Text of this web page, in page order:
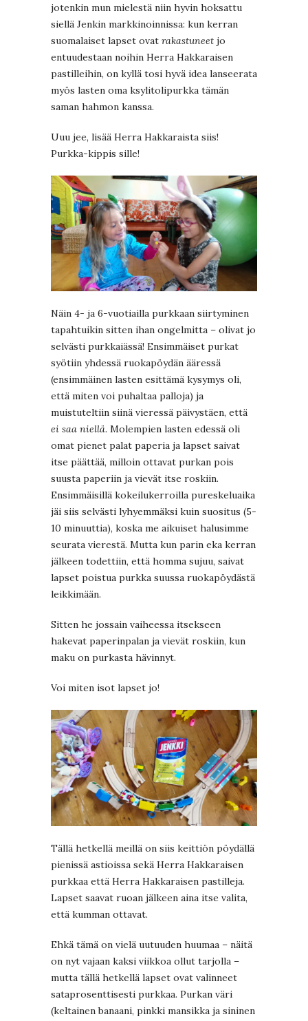
jotenkin mun mielestä niin hyvin hoksattu
siellä Jenkin markkinoinnissa: kun kerran
suomalaiset lapset ovat rakastuneet jo
entuudestaan noihin Herra Hakkaraisen
pastilleihin, on kyllä tosi hyvä idea lanseerata
myös lasten oma ksylitolipurkka tämän
saman hahmon kanssa.
Uuu jee, lisää Herra Hakkaraista siis!
Purkka-kippis sille!
Näin 4- ja 6-vuotiailla purkkaan siirtyminen
tapahtuikin sitten ihan ongelmitta – olivat jo
selvästi purkkaiässä! Ensimmäiset purkat
syötiin yhdessä ruokapöydän ääressä
(ensimmäinen lasten esittämä kysymys oli,
että miten voi puhaltaa palloja) ja
muistuteltiin siinä vieressä päivystäen, että
ei saa niellä. Molempien lasten edessä oli
omat pienet palat paperia ja lapset saivat
itse päättää, milloin ottavat purkan pois
suusta paperiin ja vievät itse roskiin.
Ensimmäisillä kokeilukerroilla pureskeluaika
jäi siis selvästi lyhyemmäksi kuin suositus (5-
10 minuuttia), koska me aikuiset halusimme
seurata vierestä. Mutta kun parin eka kerran
jälkeen todettiin, että homma sujuu, saivat
lapset poistua purkka suussa ruokapöydästä
leikkimään.
Sitten he jossain vaiheessa itsekseen
hakevat paperinpalan ja vievät roskiin, kun
maku on purkasta hävinnyt.
Voi miten isot lapset jo!
Tällä hetkellä meillä on siis keittiön pöydällä
pienissä astioissa sekä Herra Hakkaraisen
purkkaa että Herra Hakkaraisen pastilleja.
Lapset saavat ruoan jälkeen aina itse valita,
että kumman ottavat.
Ehkä tämä on vielä uutuuden huumaa – näitä
on nyt vajaan kaksi viikkoa ollut tarjolla –
mutta tällä hetkellä lapset ovat valinneet
sataprosenttisesti purkkaa. Purkan väri
(keltainen banaani, pinkki mansikka ja sininen